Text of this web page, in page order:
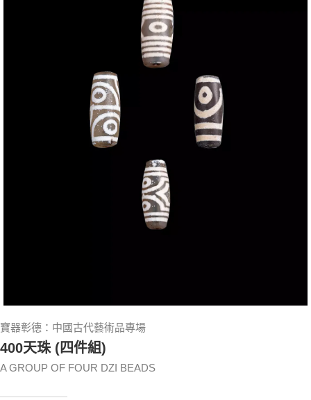
寶器彰德：中國古代藝術品專場
400天珠 (四件組)
A GROUP OF FOUR DZI BEADS